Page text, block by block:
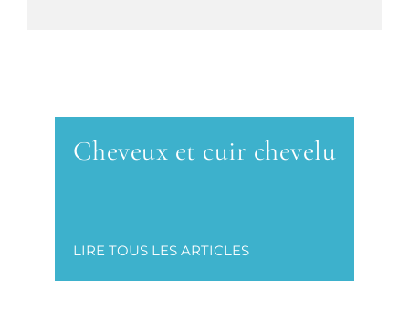
Cheveux et cuir chevelu
LIRE TOUS LES ARTICLES